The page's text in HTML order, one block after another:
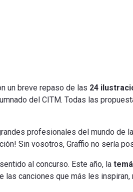
un breve repaso de las 24
del CITM. Todas las
profesionales del mundo de
Sin vosotros, Graffio no sería
al concurso. Este año, la
canciones que más les